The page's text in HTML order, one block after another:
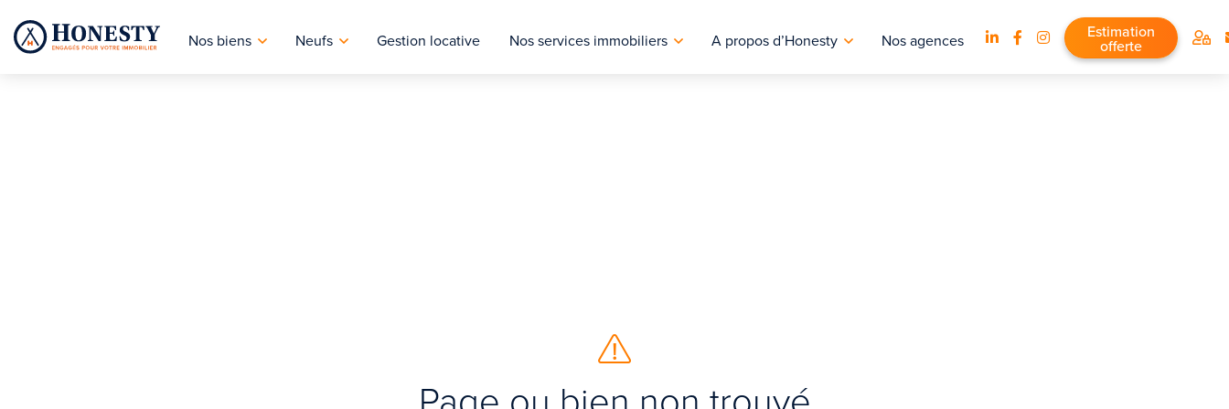
Nos biens Neufs Gestion locative Nos services immobiliers A propos d’Honesty Nos agences Estimation
offerte